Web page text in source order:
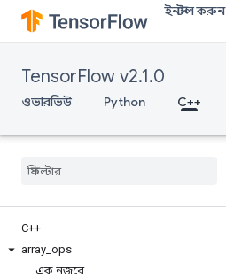
ইনস্টল করুন
TensorFlow v2.1.0
ওভারভিউ Python C++
C++
array ops
এক নজরে